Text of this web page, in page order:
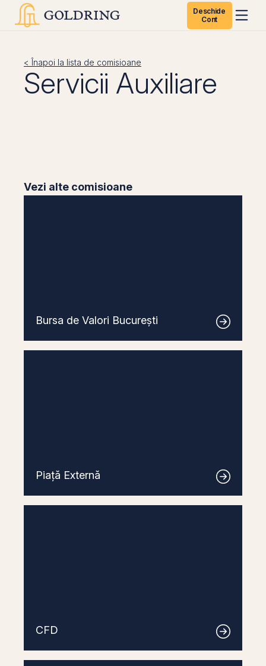
Deschide
Cont
< Înapoi la lista de comisioane
Servicii Auxiliare
Vezi alte comisioane
Bursa de Valori București
Piață Externă
CFD